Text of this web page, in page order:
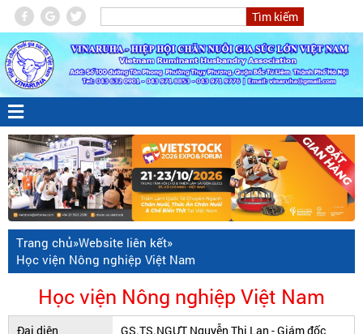
Trang chủ»Website liên kết»
Học viện Nông nghiệp Việt Nam
Học viện Nông nghiệp Việt Nam
Đại diện
GS.TS.NGƯT Nguyễn Thị Lan - Giám đốc